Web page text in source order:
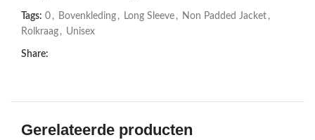
Tags: 0 , Bovenkleding , Long Sleeve , Non Padded Jacket ,
Rolkraag , Unisex
Share:
Gerelateerde producten